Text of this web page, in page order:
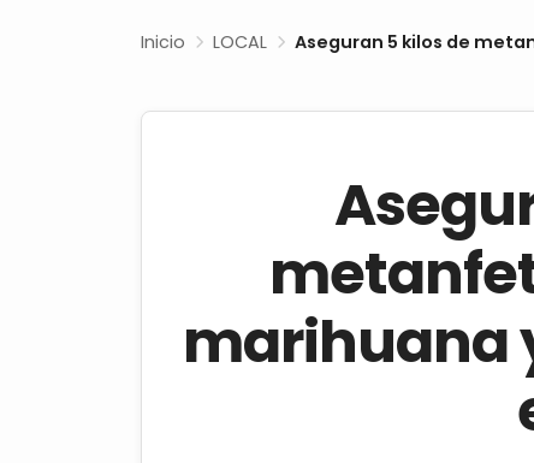
Inicio LOCAL Aseguran 5 kilos de
marihuana